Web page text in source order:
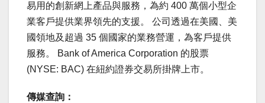
易用的創新網上產品與服務，為約 400 萬個小型企
業客戶提供業界領先的支援。 公司透過在美國、美
國領地及超過 35 個國家的業務營運，為客戶提供
服務。 Bank of America Corporation 的股票
(NYSE: BAC) 在紐約證券交易所掛牌上市。
傳媒查詢：